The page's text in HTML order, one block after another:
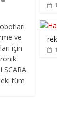
ve
için
SCARA
tüm